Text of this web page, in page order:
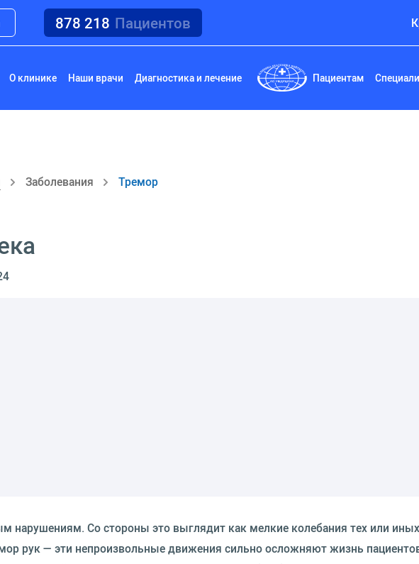
878 218 Пациентов
О клинике Наши врачи Диагностика и лечение Пациентам
Заболевания Тремор
нарушениям. Со стороны это выглядит как мелкие колебания тех или
рук — эти непроизвольные движения сильно осложняют жизнь